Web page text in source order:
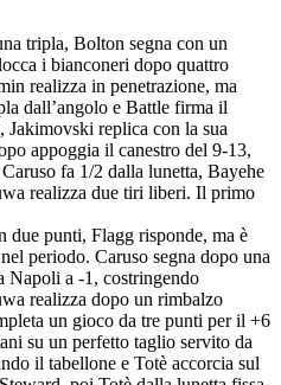
tripla, Bolton segna con un
i bianconeri dopo quattro
realizza in penetrazione, ma
dall’angolo e Battle firma il
Jakimovski replica con la sua
appoggia il canestro del 9-13,
fa 1/2 dalla lunetta, Bayehe
realizza due tiri liberi. Il primo
due punti, Flagg risponde, ma è
periodo. Caruso segna dopo una
a -1, costringendo
realizza dopo un rimbalzo
un gioco da tre punti per il +6
su un perfetto taglio servito da
il tabellone e Totè accorcia sul